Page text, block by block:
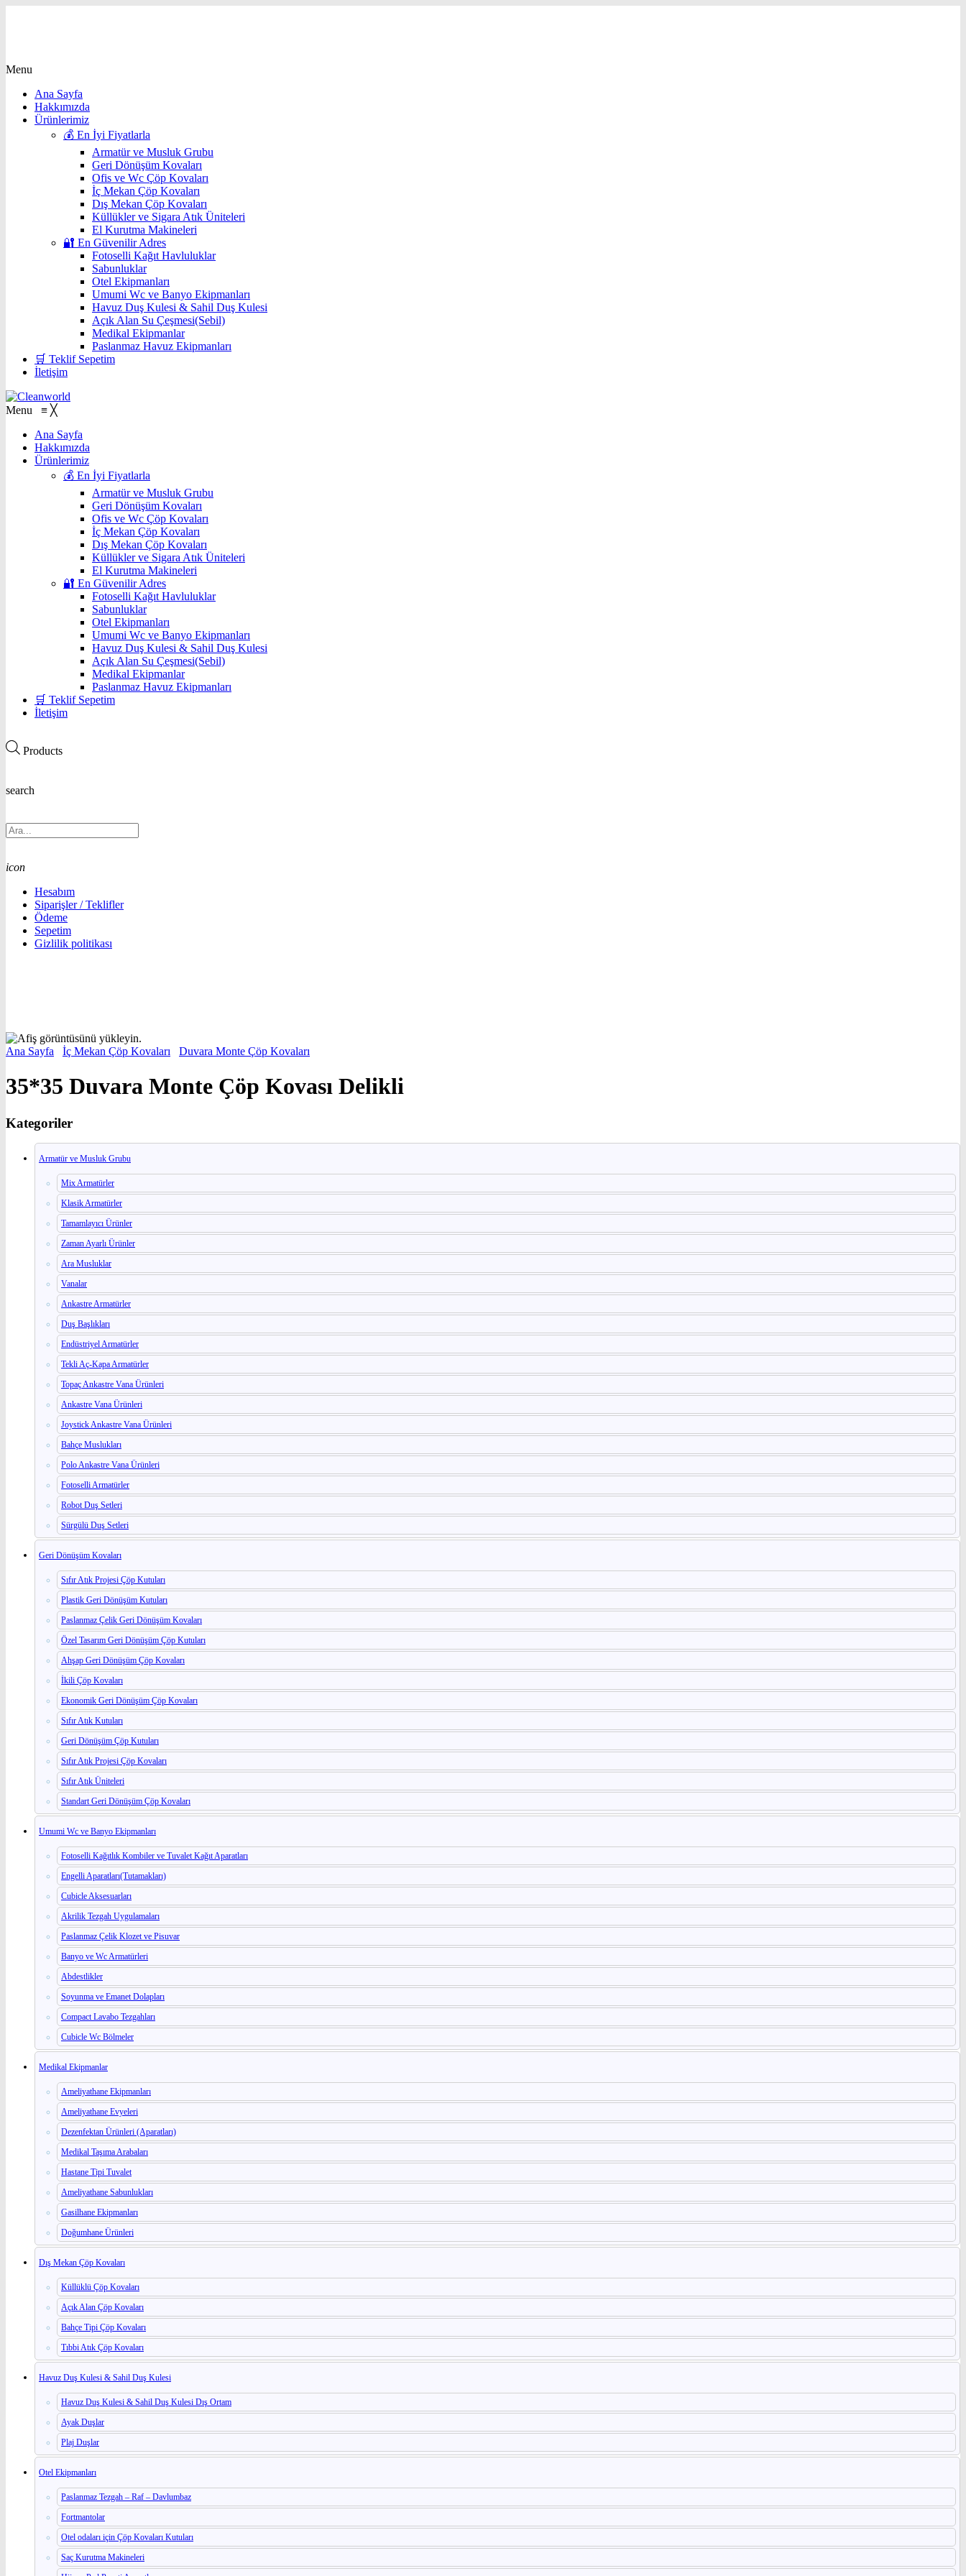
Menu
Ana Sayfa
Hakkımızda
Ürünlerimiz
💰 En İyi Fiyatlarla
Armatür ve Musluk Grubu
Geri Dönüşüm Kovaları
Ofis ve Wc Çöp Kovaları
İç Mekan Çöp Kovaları
Dış Mekan Çöp Kovaları
Küllükler ve Sigara Atık Üniteleri
El Kurutma Makineleri
🔐 En Güvenilir Adres
Fotoselli Kağıt Havluluklar
Sabunluklar
Otel Ekipmanları
Umumi Wc ve Banyo Ekipmanları
Havuz Duş Kulesi & Sahil Duş Kulesi
Açık Alan Su Çeşmesi(Sebil)
Medikal Ekipmanlar
Paslanmaz Havuz Ekipmanları
🛒 Teklif Sepetim
İletişim
Menu ≡ ╳
Ana Sayfa
Hakkımızda
Ürünlerimiz
💰 En İyi Fiyatlarla
Armatür ve Musluk Grubu
Geri Dönüşüm Kovaları
Ofis ve Wc Çöp Kovaları
İç Mekan Çöp Kovaları
Dış Mekan Çöp Kovaları
Küllükler ve Sigara Atık Üniteleri
El Kurutma Makineleri
🔐 En Güvenilir Adres
Fotoselli Kağıt Havluluklar
Sabunluklar
Otel Ekipmanları
Umumi Wc ve Banyo Ekipmanları
Havuz Duş Kulesi & Sahil Duş Kulesi
Açık Alan Su Çeşmesi(Sebil)
Medikal Ekipmanlar
Paslanmaz Havuz Ekipmanları
🛒 Teklif Sepetim
İletişim
Products
search
icon
Hesabım
Siparişler / Teklifler
Ödeme
Sepetim
Gizlilik politikası
Ana Sayfa İç Mekan Çöp Kovaları Duvara Monte Çöp Kovaları
35*35 Duvara Monte Çöp Kovası Delikli
Kategoriler
Armatür ve Musluk Grubu
Mix Armatürler
Klasik Armatürler
Tamamlayıcı Ürünler
Zaman Ayarlı Ürünler
Ara Musluklar
Vanalar
Ankastre Armatürler
Duş Başlıkları
Endüstriyel Armatürler
Tekli Aç-Kapa Armatürler
Topaç Ankastre Vana Ürünleri
Ankastre Vana Ürünleri
Joystick Ankastre Vana Ürünleri
Bahçe Muslukları
Polo Ankastre Vana Ürünleri
Fotoselli Armatürler
Robot Duş Setleri
Sürgülü Duş Setleri
Geri Dönüşüm Kovaları
Sıfır Atık Projesi Çöp Kutuları
Plastik Geri Dönüşüm Kutuları
Paslanmaz Çelik Geri Dönüşüm Kovaları
Özel Tasarım Geri Dönüşüm Çöp Kutuları
Ahşap Geri Dönüşüm Çöp Kovaları
İkili Çöp Kovaları
Ekonomik Geri Dönüşüm Çöp Kovaları
Sıfır Atık Kutuları
Geri Dönüşüm Çöp Kutuları
Sıfır Atık Projesi Çöp Kovaları
Sıfır Atık Üniteleri
Standart Geri Dönüşüm Çöp Kovaları
Umumi Wc ve Banyo Ekipmanları
Fotoselli Kağıtlık Kombiler ve Tuvalet Kağıt Aparatları
Engelli Aparatları(Tutamakları)
Cubicle Aksesuarları
Akrilik Tezgah Uygulamaları
Paslanmaz Çelik Klozet ve Pisuvar
Banyo ve Wc Armatürleri
Abdestlikler
Soyunma ve Emanet Dolapları
Compact Lavabo Tezgahları
Cubicle Wc Bölmeler
Medikal Ekipmanlar
Ameliyathane Ekipmanları
Ameliyathane Evyeleri
Dezenfektan Ürünleri (Aparatları)
Medikal Taşıma Arabaları
Hastane Tipi Tuvalet
Ameliyathane Sabunlukları
Gasilhane Ekipmanları
Doğumhane Ürünleri
Dış Mekan Çöp Kovaları
Küllüklü Çöp Kovaları
Açık Alan Çöp Kovaları
Bahçe Tipi Çöp Kovaları
Tıbbi Atık Çöp Kovaları
Havuz Duş Kulesi & Sahil Duş Kulesi
Havuz Duş Kulesi & Sahil Duş Kulesi Dış Ortam
Ayak Duşlar
Plaj Duşlar
Otel Ekipmanları
Paslanmaz Tezgah – Raf – Davlumbaz
Fortmantolar
Otel odaları için Çöp Kovaları Kutuları
Saç Kurutma Makineleri